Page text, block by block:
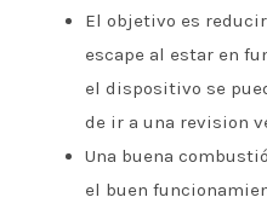
El objetivo es
escape al estar en
el dispositivo se
de ir a una revision
Una buena
el buen